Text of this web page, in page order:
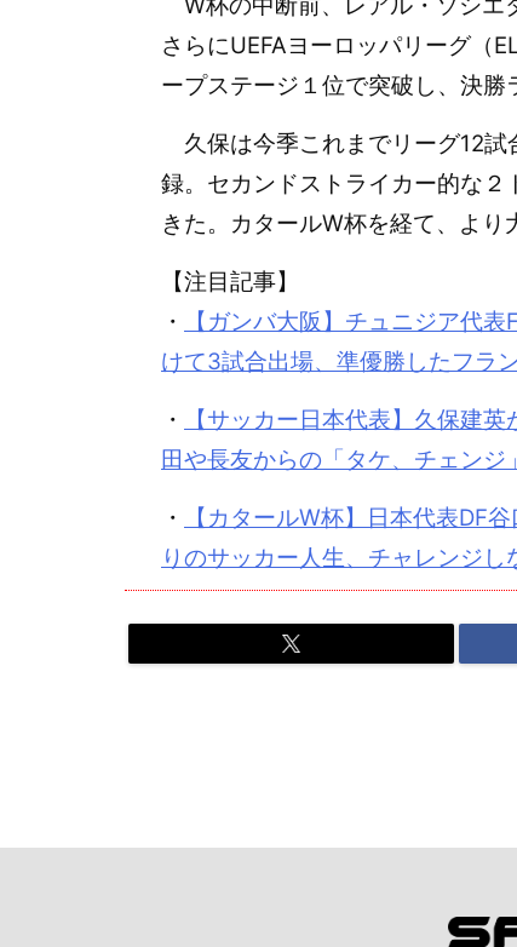
さらにUEFAヨーロッパリーグ（
ープステージ１位で突破し、決勝
久保は今季これまでリーグ12試
録。セカンドストライカー的な
きた。カタールW杯を経て、より
【注目記事】
・
【ガンバ大阪】チュニジア代
けて3試合出場、準優勝したフラ
・
【サッカー日本代表】久保建
田や長友からの「タケ、チェンジ」
・
【カタールW杯】日本代表DF
りのサッカー人生、チャレンジし